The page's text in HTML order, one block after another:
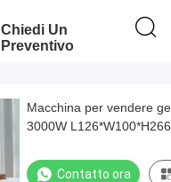
Chiedi Un
Preventivo
Macchina per vendere
3000W
Contatto ora